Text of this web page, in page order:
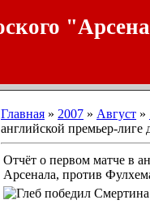
Главная » 2007 » Август »
английской премьер-
Отчёт о первом матче в
Арсенала, против